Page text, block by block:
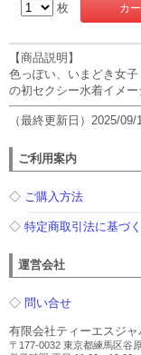
枚
【商品説明】
色っぽい、いまどき女
の初セクシー水着イメー
（最終更新日）2025/09/
ご利用案内
◇ ご購入方法
◇特定商取引法に基づ
運営会社
◇ 問い合せ
有限会社ティーエスジャ
〒177-0032 東京都練馬区谷